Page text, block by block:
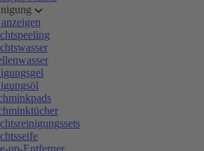
up-Entferner